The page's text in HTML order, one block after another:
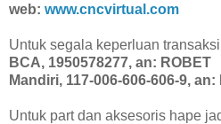
web: www.cncvirtual.com
Untuk segala keperluan
BCA, 1950578277, an: ROBET
Mandiri, 117-006-606-606-9, an:
Untuk part dan aksesoris hape